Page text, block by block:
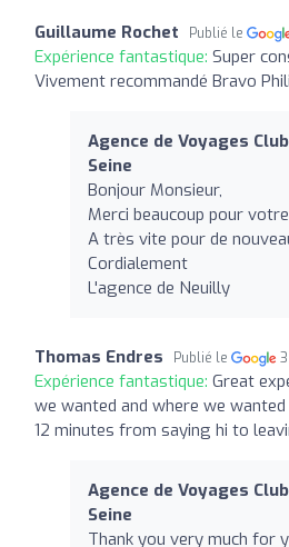
Guillaume Rochet Publié le
Expérience fantastique: Super
Vivement recommandé Bravo
Agence de Voyages
Seine
Bonjour Monsieur,
Merci beaucoup pour
A très vite pour de
Cordialement
L'agence de Neuilly
Thomas Endres Publié le
Expérience fantastique: Great
we wanted and where we
12 minutes from saying hi to
Agence de Voyages
Seine
Thank you very much for